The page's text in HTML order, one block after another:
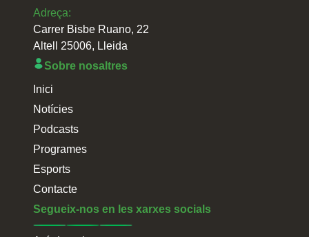
Adreça:
Carrer Bisbe Ruano, 22
Altell 25006, Lleida
Sobre nosaltres
Inici
Notícies
Podcasts
Programes
Esports
Contacte
Segueix-nos en les xarxes socials